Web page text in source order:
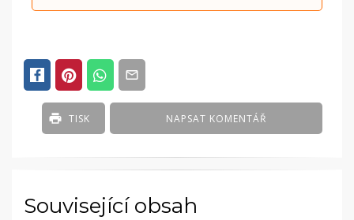
NAPSAT KOMENTÁŘ
TISK
Související obsah